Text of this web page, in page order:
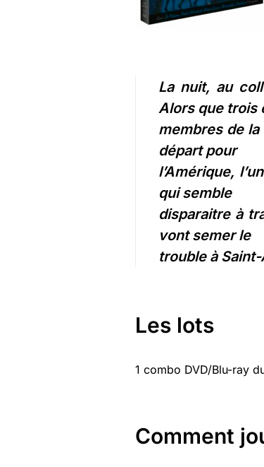
La nuit, au
Alors que trois
membres de
départ pour
l’Amérique,
qui semble
disparaitre à
vont semer le
trouble à
Les lots
1 combo DVD/Blu-ray
Comment